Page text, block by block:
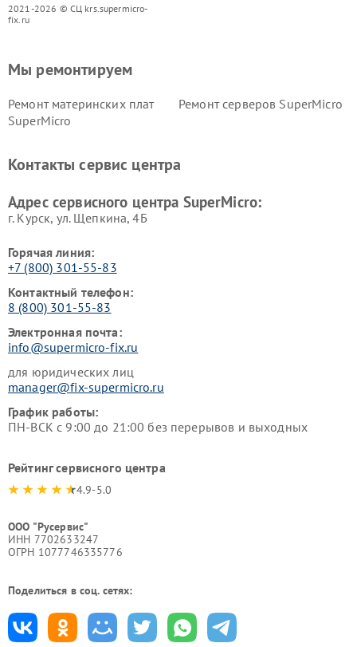
2021-2026 © СЦ krs.supermicro-
fix.ru
Мы ремонтируем
Ремонт материнских плат
SuperMicro
Ремонт серверов SuperMicro
Контакты сервис центра
Адрес сервисного центра SuperMicro:
г. Курск, ул. Щепкина, 4Б
Горячая линия:
+7 (800) 301-55-83
Контактный телефон:
8 (800) 301-55-83
Электронная почта:
info@supermicro-fix.ru
для юридических лиц
manager@fix-supermicro.ru
График работы:
ПН-ВСК с 9:00 до 21:00 без перерывов и выходных
Рейтинг сервисного центра
4.9-5.0
ООО "Русервис"
ИНН 7702633247
ОГРН 1077746335776
Поделиться в соц. сетях: